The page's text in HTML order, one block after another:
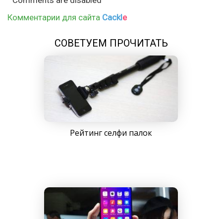
Комментарии для сайта Cackle
СОВЕТУЕМ ПРОЧИТАТЬ
Рейтинг селфи палок